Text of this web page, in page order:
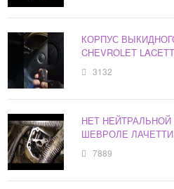
КОРПУС
CHEVROLET
3132
НЕТ
ШЕВРОЛЕ ЛАЧЕТТИ
7889